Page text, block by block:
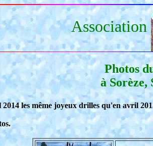
Association
Photos
à Sorèze,
les même joyeux drilles qu'en avril